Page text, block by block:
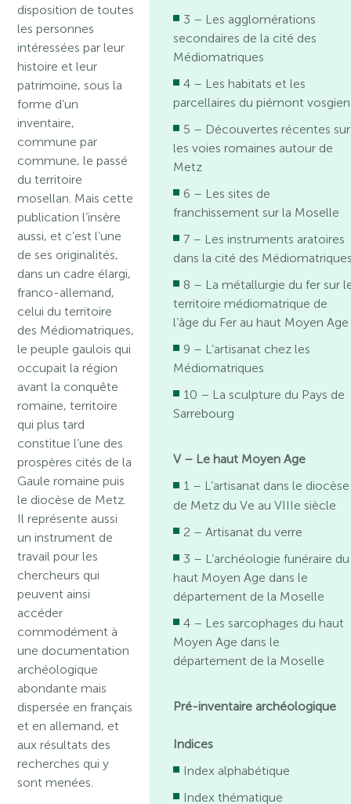
disposition de toutes
les personnes
intéressées par leur
histoire et leur
patrimoine, sous la
forme d’un
inventaire,
commune par
commune, le passé
du territoire
mosellan. Mais cette
publication l’insère
aussi, et c’est l’une
de ses originalités,
dans un cadre élargi,
franco-allemand,
celui du territoire
des Médiomatriques,
le peuple gaulois qui
occupait la région
avant la conquête
romaine, territoire
qui plus tard
constitue l’une des
prospères cités de la
Gaule romaine puis
le diocèse de Metz.
Il représente aussi
un instrument de
travail pour les
chercheurs qui
peuvent ainsi
accéder
commodément à
une documentation
archéologique
abondante mais
dispersée en français
et en allemand, et
aux résultats des
recherches qui y
sont menées.
3 – Les agglomérations
secondaires de la cité des
Médiomatriques
4 – Les habitats et les
parcellaires du piémont vosgien
5 – Découvertes récentes sur
les voies romaines autour de
Metz
6 – Les sites de
franchissement sur la Moselle
7 – Les instruments aratoires
dans la cité des
8 – La métallurgie du fer sur
territoire médiomatrique de
l’âge du Fer au haut Moyen Age
9 – L’artisanat chez les
Médiomatriques
10 – La sculpture du Pays de
Sarrebourg
V – Le haut Moyen Age
1 – L’artisanat dans le diocèse
de Metz du Ve au VIIIe siècle
2 – Artisanat du verre
3 – L’archéologie funéraire du
haut Moyen Age dans le
département de la Moselle
4 – Les sarcophages du haut
Moyen Age dans le
département de la Moselle
Pré-inventaire archéologique
Indices
Index alphabétique
Index thématique